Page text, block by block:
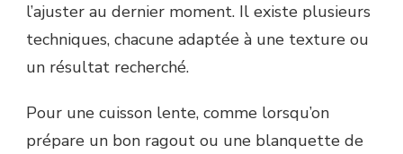
l’ajuster au dernier moment. Il existe plusieurs
techniques, chacune adaptée à une texture ou
un résultat recherché.
Pour une cuisson lente, comme lorsqu’on
prépare un bon ragout ou une blanquette de